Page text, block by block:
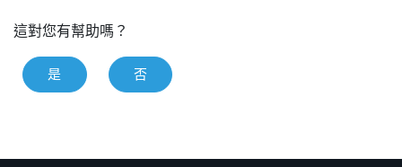
這對您有幫助嗎？
是 否